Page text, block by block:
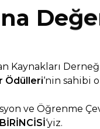
Kaynakları
Ödülleri‘nin sahibi
ve Öğrenme
BİRİNCİSİ‘yiz.